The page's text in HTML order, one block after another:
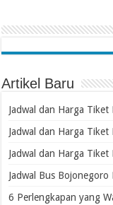
Artikel Baru
Jadwal dan Harga
Jadwal dan Harga
Jadwal dan Harga
Jadwal Bus Bojonegoro
6 Perlengkapan yang